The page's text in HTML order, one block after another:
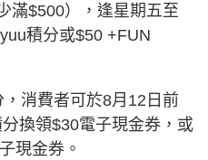
滿$500），逢星期五至
積分或$50 +FUN
消費者可於8月12日前
換領$30電子現金券，或
現金券。